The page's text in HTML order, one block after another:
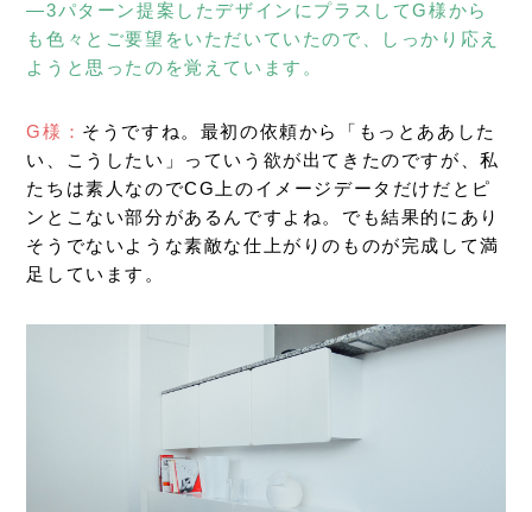
―3パターン提案したデザインにプラスしてG様から
も色々とご要望をいただいていたので、しっかり応え
ようと思ったのを覚えています。
G様： そうですね。最初の依頼から「もっとああした
い、こうしたい」っていう欲が出てきたのですが、私
たちは素人なのでCG上のイメージデータだけだとピ
ンとこない部分があるんですよね。でも結果的にあり
そうでないような素敵な仕上がりのものが完成して満
足しています。